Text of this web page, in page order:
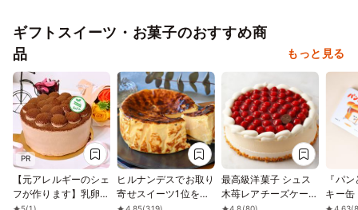
ギフトスイーツ・お菓子のおすすめ商
品
もっと見る
PR
【元アレルギーのシェ
フが作ります】乳卵小
ヒルナンデスでお取り
寄せスイーツ1位を獲
最高級洋菓子 シュス
木苺レアチーズケーキ
『パ
キー缶